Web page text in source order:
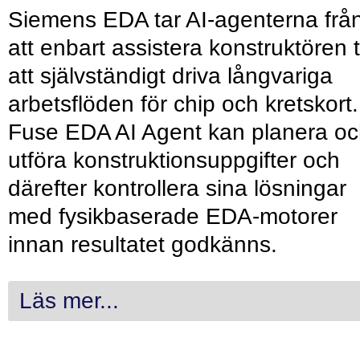
Siemens EDA tar AI-agenterna
att enbart assistera konstruktören
att självständigt driva långvariga
arbetsflöden för chip och kretskort.
Fuse EDA AI Agent kan planera
utföra konstruktionsuppgifter och
därefter kontrollera sina lösningar
med fysikbaserade EDA-motorer
innan resultatet godkänns.
Läs mer...